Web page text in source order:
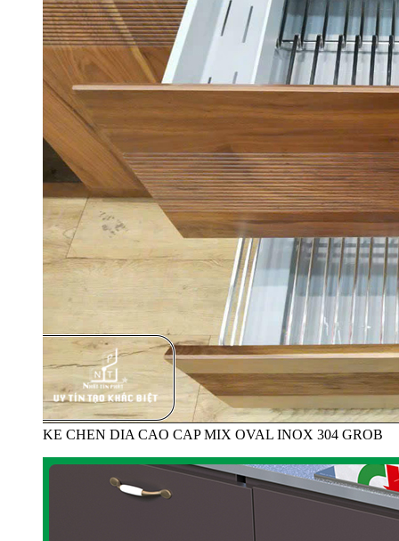
KE CHEN DIA CAO CAP MIX OVAL INOX 304 GROB